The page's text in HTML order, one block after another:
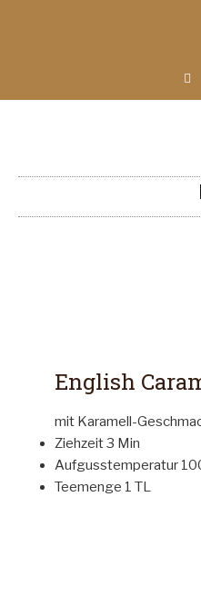
English
mit Karamell-
Ziehzeit 3 Min
Aufgusstemperatur
Teemenge 1 TL